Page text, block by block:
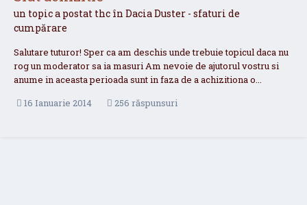
un topic a postat thc în Dacia Duster - sfaturi de
cumpărare
Salutare tuturor! Sper ca am deschis unde trebuie topicul daca nu
rog un moderator sa ia masuri Am nevoie de ajutorul vostru si
anume in aceasta perioada sunt in faza de a achizitiona o...
16 Ianuarie 2014
256 răspunsuri